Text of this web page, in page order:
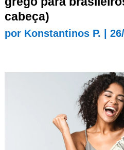
cabeça)
por Konstantinos P.